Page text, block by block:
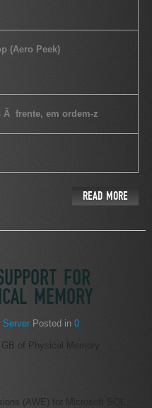
(Aero Peek)
Ã frente, em ordem-z
READ MORE
FOR
MEMORY
ServerPosted in 0
of Physical Memory
(AWE) for Microsoft SQL